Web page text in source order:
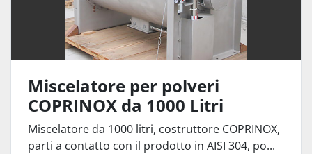
Miscelatore per polveri
COPRINOX da 1000 Litri
Miscelatore da 1000 litri, costruttore COPRINOX,
parti a contatto con il prodotto in AISI 304, po...